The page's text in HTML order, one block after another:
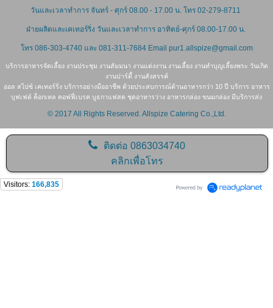
วันและเวลาทำการ จันทร์ - ศุกร์ 08.00 - 17.00 น. โทร 02-279-8711
ฝ่ายผลิตและเคเทอร์ริ่ง วันและเวลาทำการ อาทิตย์-ศุกร์ 08.00-17.00 น.
โทร 086-303-4740 และ 081-311-7684 Email pur1.allspize@gmail.com
บริการอาหารจัดเลี้ยง งานประชุม งานสัมมนา งานแต่งงาน งานเลี้ยง งานทำบุญเลี้ยงพระ วันเกิด
งานปาร์ตี้ งานสังสรรค์
ออล สไปซ์ เคเทอร์ริ่ง บริการอย่างมืออาชีพ ด้วยประสบการณ์ด้านอาหารกว่า 10 ปี บริการ อาหาร
บุฟเฟต์ ค็อกเทล คอฟฟี่เบรค บูธกาแฟสด ชุดอาหารว่าง อาหารกล่อง ขนมกล่อง มีบริการส่ง
© 2017 All Rights Reserved. Allspize Catering Co.,Ltd.
ติดต่อ0863034740
คลิกเพื่อโทร
Visitors: 166,835